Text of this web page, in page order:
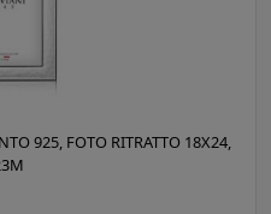
925, FOTO RITRATTO 18X24,